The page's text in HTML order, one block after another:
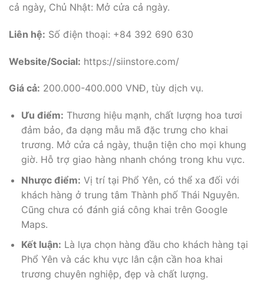
cả ngày, Chủ Nhật: Mở cửa cả ngày.
Liên hệ: Số điện thoại: +84 392 690 630
Website/Social: https://siinstore.com/
Giá cả: 200.000-400.000 VNĐ, tùy dịch vụ.
Ưu điểm: Thương hiệu mạnh, chất lượng hoa tươi
đảm bảo, đa dạng mẫu mã đặc trưng cho khai
trương. Mở cửa cả ngày, thuận tiện cho mọi khung
giờ. Hỗ trợ giao hàng nhanh chóng trong khu vực.
Nhược điểm: Vị trí tại Phổ Yên, có thể xa đối với
khách hàng ở trung tâm Thành phố Thái Nguyên.
Cũng chưa có đánh giá công khai trên Google
Maps.
Kết luận: Là lựa chọn hàng đầu cho khách hàng tại
Phổ Yên và các khu vực lân cận cần hoa khai
trương chuyên nghiệp, đẹp và chất lượng.